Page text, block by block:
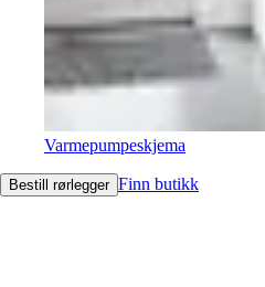
Varmepumpeskjema
Bestill rørlegger Finn butikk